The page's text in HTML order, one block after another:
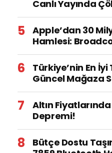
Canlı Yayında
Apple’dan 30
Hamlesi:
Türkiye’nin En
Güncel Mağaza
Altın
Depremi!
Bütçe Dostu